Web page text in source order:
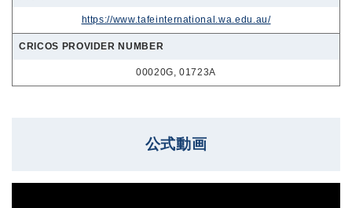
https://www.tafeinternational.wa.edu.au/
CRICOS PROVIDER NUMBER
00020G, 01723A
公式動画